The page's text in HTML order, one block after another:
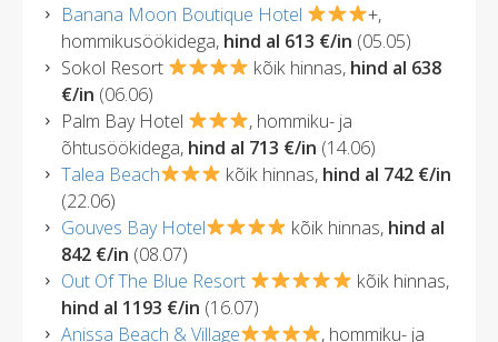
Banana Moon Boutique Hotel
+,
hommikusöökidega, hind al 613 €/in (05.05)
Sokol Resort
kõik hinnas, hind al 638
€/in (06.06)
Palm Bay Hotel
, hommiku- ja
õhtusöökidega, hind al 713 €/in (14.06)
Talea Beach
kõik hinnas, hind al 742 €/in
(22.06)
Gouves Bay Hotel
kõik hinnas, hind al
842 €/in (08.07)
Out Of The Blue Resort
kõik hinnas,
hind al 1193 €/in (16.07)
Anissa Beach & Village
, hommiku- ja